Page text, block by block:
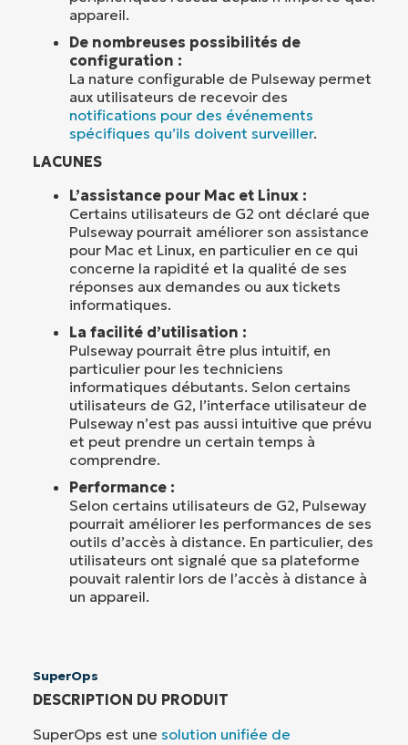
appareil.
De nombreuses possibilités de
configuration :
La nature configurable de Pulseway permet
aux utilisateurs de recevoir des
notifications pour des événements
spécifiques qu’ils doivent surveiller.
LACUNES
L’assistance pour Mac et Linux :
Certains utilisateurs de G2 ont déclaré que
Pulseway pourrait améliorer son assistance
pour Mac et Linux, en particulier en ce qui
concerne la rapidité et la qualité de ses
réponses aux demandes ou aux tickets
informatiques.
La facilité d’utilisation :
Pulseway pourrait être plus intuitif, en
particulier pour les techniciens
informatiques débutants. Selon certains
utilisateurs de G2, l’interface utilisateur de
Pulseway n’est pas aussi intuitive que prévu
et peut prendre un certain temps à
comprendre.
Performance :
Selon certains utilisateurs de G2, Pulseway
pourrait améliorer les performances de ses
outils d’accès à distance. En particulier, des
utilisateurs ont signalé que sa plateforme
pouvait ralentir lors de l’accès à distance à
un appareil.
SuperOps
DESCRIPTION DU PRODUIT
SuperOps est une solution unifiée de